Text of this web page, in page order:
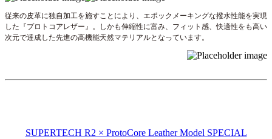
従来の皮革に独自加工を施すことにより、エポックメーキングな撥水性能を実現
した『プロトコアレザー』。しかも伸縮性に富み、フィット感、快適性をも高い
次元で達成した先進の高機能天然マテリアルとなっています。
SUPERTECH R2 × ProtoCore Leather Model SPECIAL